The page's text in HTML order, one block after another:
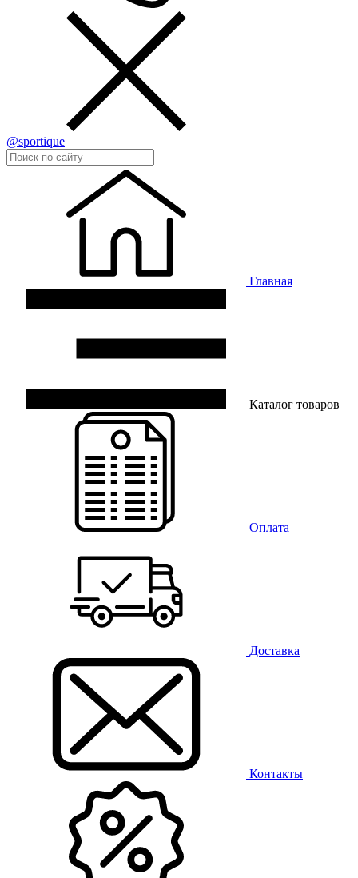
@sportique
Главная
Каталог товаров
Оплата
Доставка
Контакты